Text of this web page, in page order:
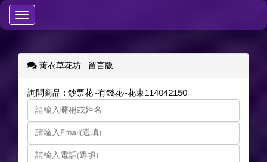
Toggle
navigation
薰衣草花坊 - 留言版
詢問商品 : 鈔票花~有錢花~花束114042150